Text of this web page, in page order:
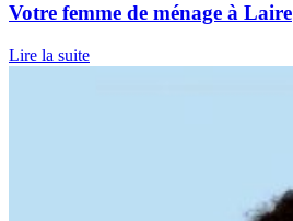
Votre femme de ménage à Laire
Lire la suite